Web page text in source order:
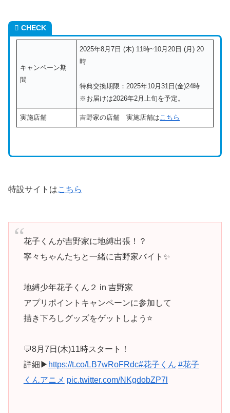
CHECK
キャンペーン期
間
2025年8月7日 (木) 11時~10月20日 (月) 20
時
特典交換期限：2025年10月31日(金)24時
※お届けは2026年2月上旬を予定。
実施店舗 吉野家の店舗 実施店舗はこちら
特設サイトはこちら
花子くんが吉野家に地縛出張！？
寧々ちゃんたちと一緒に吉野家バイト✨
地縛少年花子くん２ in 吉野家
アプリポイントキャンペーンに参加して
描き下ろしグッズをゲットしよう⭐
💬8月7日(木)11時スタート！
詳細▶ https://t.co/LB7wRoFRdc#花子くん #花子
くんアニメ pic.twitter.com/NKgdobZP7l